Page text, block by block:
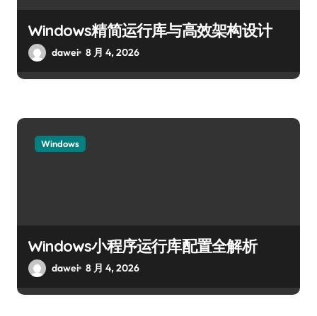
Windows精简运行库与高效架构设计
dawei 8 月 4, 2026
Windows
Windows小程序运行库配置全解析
dawei 8 月 4, 2026